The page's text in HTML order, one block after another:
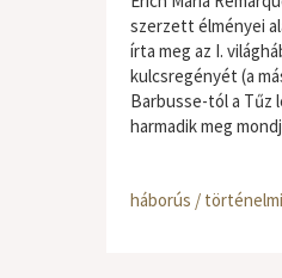
szerzett élményei
írta meg az I.
kulcsregényét (a
Barbusse-tól a Tűz
harmadik meg
háborús / történelmi